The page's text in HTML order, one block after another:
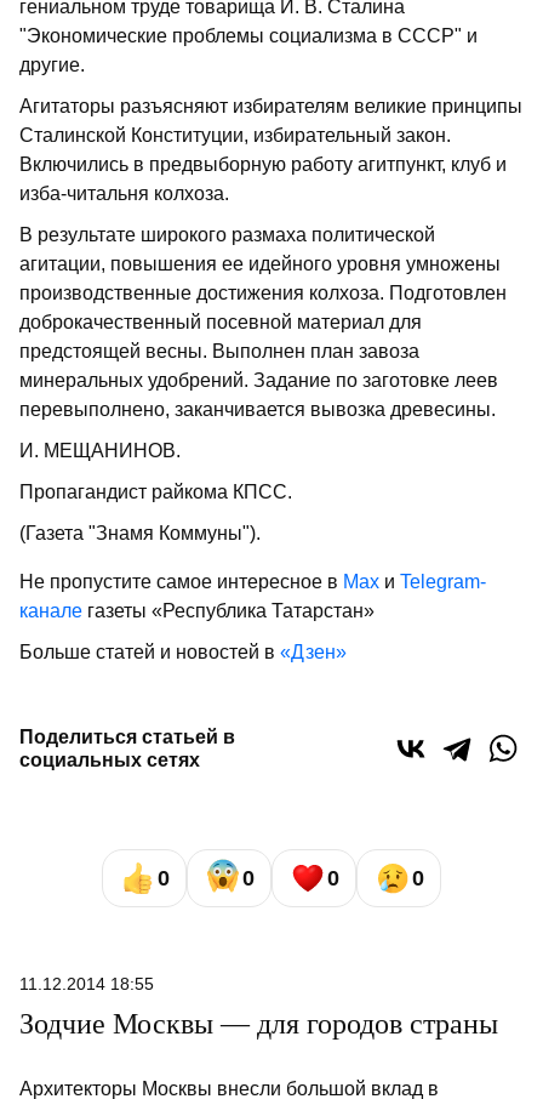
гениальном труде товарища И. В. Сталина
"Экономические проблемы социализма в СССР" и
другие.
Агитаторы разъясняют избирателям великие принципы
Сталинской Конституции, избирательный закон.
Включились в предвыборную работу агитпункт, клуб и
изба-читальня колхоза.
В результате широкого размаха политической
агитации, повышения ее идейного уровня умножены
производственные достижения колхоза. Подготовлен
доброкачественный посевной материал для
предстоящей весны. Выполнен план завоза
минеральных удобрений. Задание по заготовке леев
перевыполнено, заканчивается вывозка древесины.
И. МЕЩАНИНОВ.
Пропагандист райкома КПСС.
(Газета "Знамя Коммуны").
Не пропустите самое интересное в Max и Telegram-
канале газеты «Республика Татарстан»
Больше статей и новостей в «Дзен»
Поделиться статьей в
социальных сетях
0 0 0 0
11.12.2014 18:55
Зодчие Москвы — для городов страны
Архитекторы Москвы внесли большой вклад в